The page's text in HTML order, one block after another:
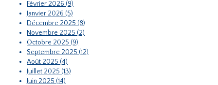
Février 2026 (9)
Janvier 2026 (5)
Décembre 2025 (8)
Novembre 2025 (2)
Octobre 2025 (9)
Septembre 2025 (12)
Août 2025 (4)
Juillet 2025 (13)
Juin 2025 (14)